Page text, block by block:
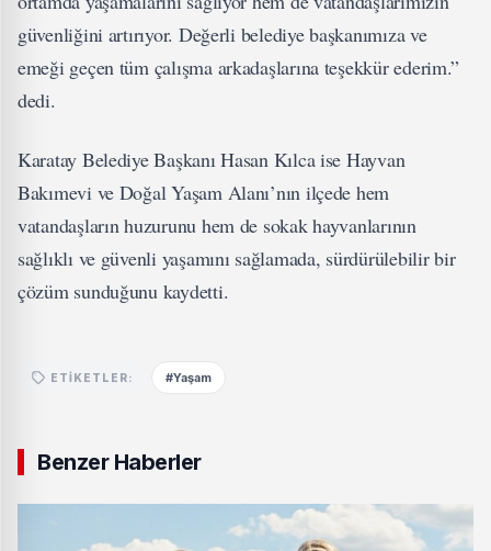
güvenliğini artırıyor. Değerli belediye başkanımıza ve
emeği geçen tüm çalışma arkadaşlarına teşekkür ederim.”
dedi.
Karatay Belediye Başkanı Hasan Kılca ise Hayvan
Bakımevi ve Doğal Yaşam Alanı’nın ilçede hem
vatandaşların huzurunu hem de sokak hayvanlarının
sağlıklı ve güvenli yaşamını sağlamada, sürdürülebilir bir
çözüm sunduğunu kaydetti.
ETIKETLER: #Yaşam
Benzer Haberler